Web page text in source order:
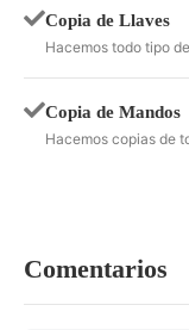
Copia de Llaves
Hacemos todo tipo
Copia de Mandos
Hacemos copias de
Comentarios